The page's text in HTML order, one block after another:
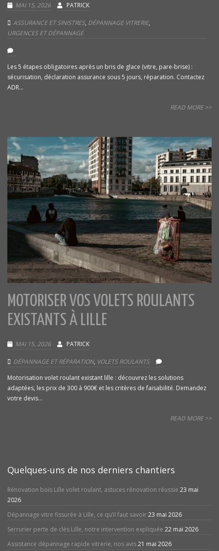
MAI 15, 2026 PATRICK
ASSURANCE ET SINISTRES, DÉPANNAGE VITRERIE,
URGENCES ET DÉPANNAGE
Les 5 étapes obligatoires après un bris de glace (vitre, pare-brise) :
sécurisation, déclaration assurance sous 5 jours, réparation. Contactez
ADR...
READ MORE >>
MOTORISER VOS VOLETS ROULANTS
EXISTANTS À LILLE
MAI 15, 2026 PATRICK
DÉPANNAGE ET RÉPARATION, VOLETS ROULANTS
Motorisation volet roulant existant lille : découvrez les solutions
adaptées, les prix de 300 à 900€ et les critères de faisabilité. Demandez
votre devis...
READ MORE >>
Quelques-uns de nos derniers chantiers
Rénovation bois Lille volet roulant, astuces rénovation réussie 23 mai
2026
Dépannage vitre fissurée à Lille, ce qu’il faut savoir23 mai 2026
Serrurier perte de clés Lille, notre intervention expliquée 22 mai 2026
Assistance dépannage rapide vitrerie, nos avis21 mai 2026